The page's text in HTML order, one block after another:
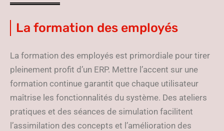
La formation des employés
La formation des employés est primordiale pour tirer
pleinement profit d’un ERP. Mettre l’accent sur une
formation continue garantit que chaque utilisateur
maîtrise les fonctionnalités du système. Des ateliers
pratiques et des séances de simulation facilitent
l’assimilation des concepts et l’amélioration des